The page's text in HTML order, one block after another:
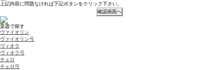
上記内容に問題なければ下記ボタンをクリック下さい。
楽器で探す
ヴァイオリン
ヴァイオリン弓
ヴィオラ
ヴィオラ弓
チェロ
チェロ弓